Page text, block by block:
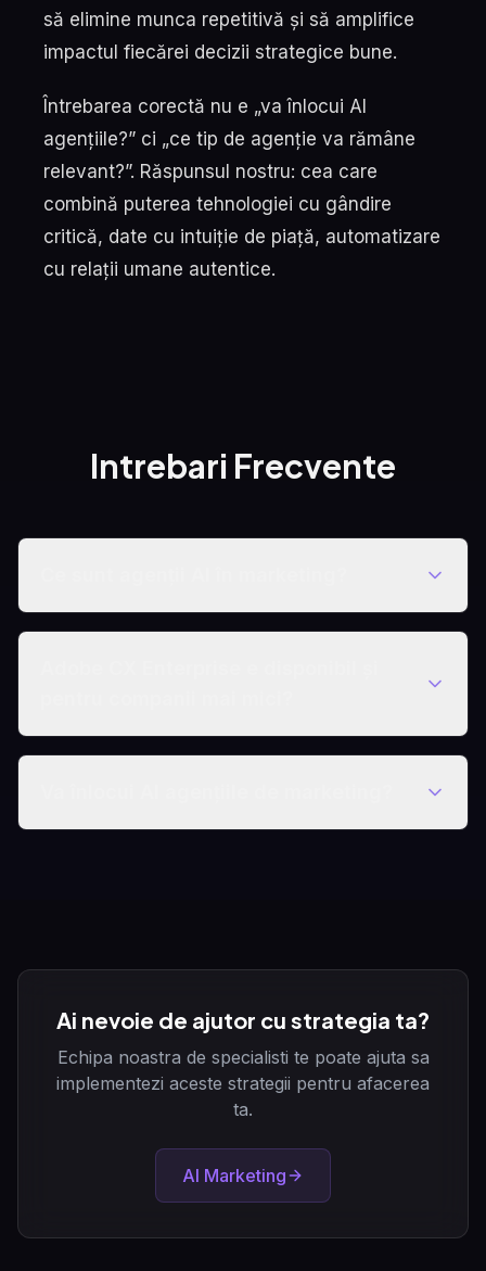
să elimine munca repetitivă și să amplifice
impactul fiecărei decizii strategice bune.
Întrebarea corectă nu e „va înlocui AI
agențiile?” ci „ce tip de agenție va rămâne
relevant?”. Răspunsul nostru: cea care
combină puterea tehnologiei cu gândire
critică, date cu intuiție de piață, automatizare
cu relații umane autentice.
Intrebari Frecvente
Ai nevoie de ajutor cu strategia ta?
Echipa noastra de specialisti te poate ajuta sa
implementezi aceste strategii pentru afacerea
ta.
AI Marketing